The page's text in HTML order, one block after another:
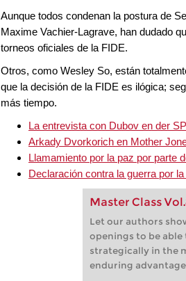
Aunque todos condenan la postura de
Maxime Vachier-Lagrave, han dudado
torneos oficiales de la FIDE.
Otros, como Wesley So, están
que la decisión de la FIDE es ilógica;
más tiempo.
La entrevista con Dubov en der
Arkady Dvorkorich en Mother
Llamamiento por la paz por parte
Declaración contra la guerra por
Master Class
Let our authors
openings to be
strategically in the
enduring